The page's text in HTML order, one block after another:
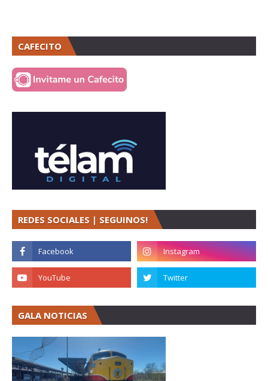
CAFECITO
REDES SOCIALES | SEGUINOS!
GALA NOTICIAS